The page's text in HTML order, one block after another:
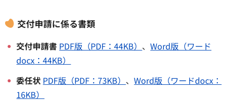
交付申請に係る書類
交付申請書 PDF版（PDF：44KB） 、Word版（ワード
docx ：44KB）
委任状 PDF版（PDF：73KB） 、Word版（ワードdocx：
16KB）